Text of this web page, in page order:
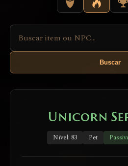
Buscar
Unicorn
Nível: 83 Pet